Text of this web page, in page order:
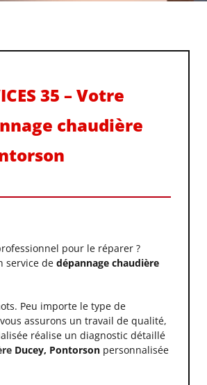
35 – Votre
chaudière
pour le réparer ?
service de dépannage chaudière
Peu importe le type de
assurons un travail de qualité,
réalise un diagnostic détaillé
Ducey, Pontorson personnalisée